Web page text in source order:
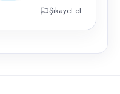
Şikayet et